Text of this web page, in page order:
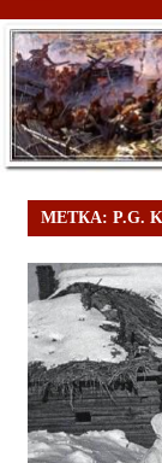
МЕТКА: P.G.